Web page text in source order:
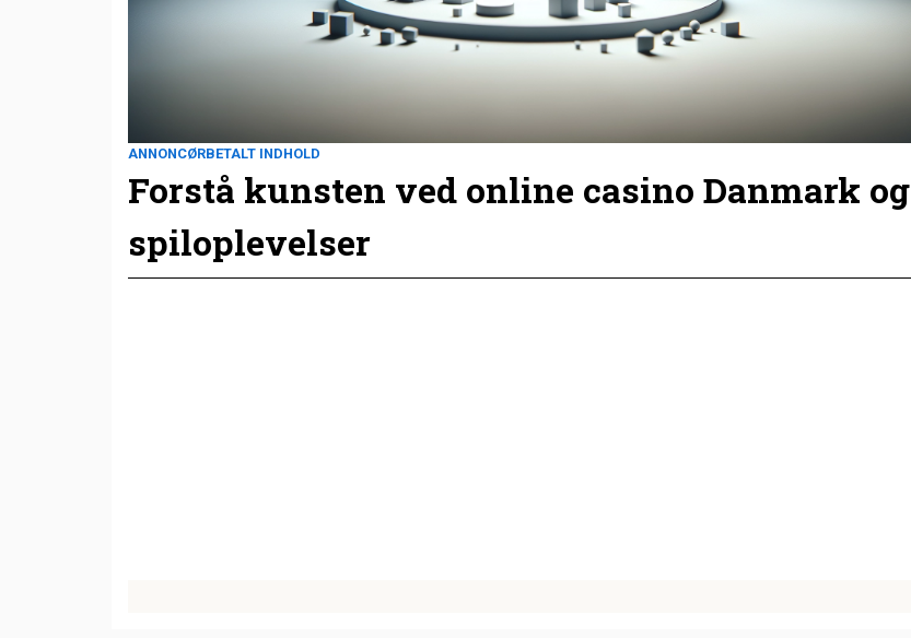
ANNONCØRBETALT INDHOLD
Forstå kunsten ved online casino Danmark og
spiloplevelser